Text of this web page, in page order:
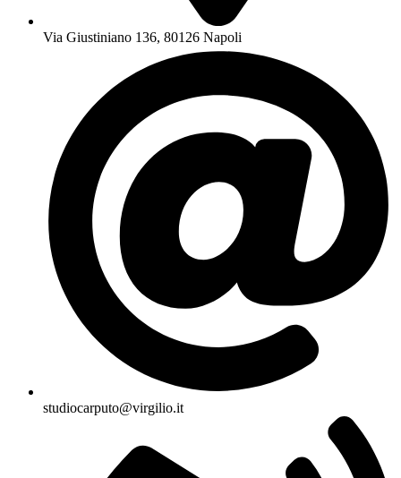
Via Giustiniano 136, 80126 Napoli
studiocarputo@virgilio.it